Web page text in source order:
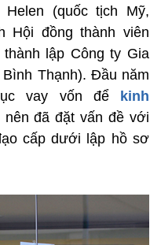
Helen (quốc tịch Mỹ,
Hội đồng thành viên
lập Công ty Gia
Thạnh). Đầu năm
vay vốn để
kinh
đã đặt vấn đề với
cấp dưới lập hồ sơ